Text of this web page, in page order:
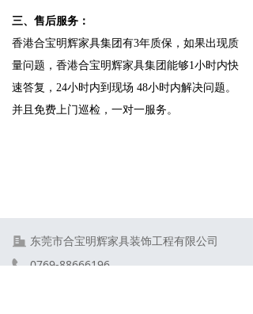
三、售后服务：
香港合宝明辉家具集团有3年质保，如果出现质
量问题，香港合宝明辉家具集团能够1小时内快
速答复，24小时内到现场 48小时内解决问题。
并且免费上门巡检，一对一服务。
东莞市合宝明辉家具装饰工程有限公司
0769-88666196